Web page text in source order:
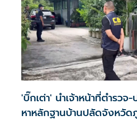
'บิ๊กเต่า' นำเจ้าหน้าที่ตำรวจ
หาหลักฐานบ้านปลัดจังหวัด